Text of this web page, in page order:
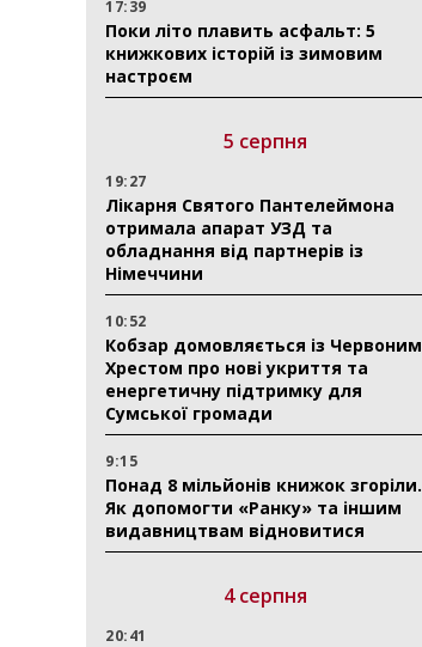
17:39
Поки літо плавить асфальт: 5
книжкових історій із зимовим
настроєм
5 серпня
19:27
Лікарня Святого Пантелеймона
отримала апарат УЗД та
обладнання від партнерів із
Німеччини
10:52
Кобзар домовляється із Червоним
Хрестом про нові укриття та
енергетичну підтримку для
Сумської громади
9:15
Понад 8 мільйонів книжок згоріли.
Як допомогти «Ранку» та іншим
видавництвам відновитися
4 серпня
20:41